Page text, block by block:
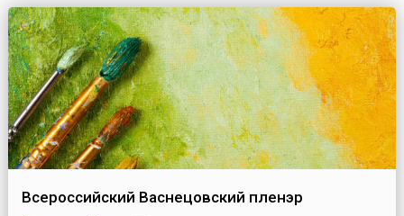
Всероссийский Васнецовский пленэр